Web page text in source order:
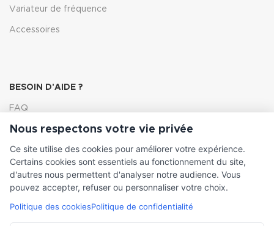
Variateur de fréquence
Accessoires
BESOIN D'AIDE ?
FAQ
Lexique
Comment choisir ma pompe
INFORMATIONS LÉGALES
Nous respectons votre vie privée
Ce site utilise des cookies pour améliorer votre expérience.
Certains cookies sont essentiels au fonctionnement du site,
d'autres nous permettent d'analyser notre audience. Vous
pouvez accepter, refuser ou personnaliser votre choix.
Politique des cookiesPolitique de confidentialité